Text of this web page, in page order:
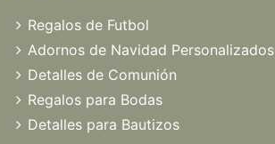
Regalos de Futbol
Adornos de Navidad Personalizados
Detalles de Comunión
Regalos para Bodas
Detalles para Bautizos